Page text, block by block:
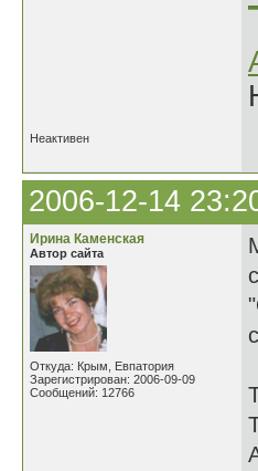
Неактивен
2006-12-14
Ирина Каменская
Автор сайта
Откуда: Крым, Евпатория
Зарегистрирован: 2006-09-09
Сообщений: 12766